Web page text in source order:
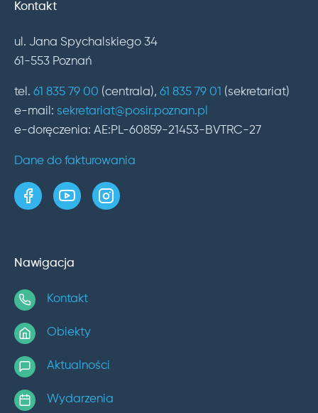
Kontakt
ul. Jana Spychalskiego 34
61-553 Poznań
tel. 61 835 79 00 (centrala), 61 835 79 01 (sekretariat)
e-mail: sekretariat@posir.poznan.pl
e-doręczenia: AE:PL-60859-21453-BVTRC-27
Dane do fakturowania
strona w serwisie Facebook
kanał w serwisie YouTube
profil w serwisie Instagram
Nawigacja
Kontakt
Obiekty
Aktualności
Wydarzenia